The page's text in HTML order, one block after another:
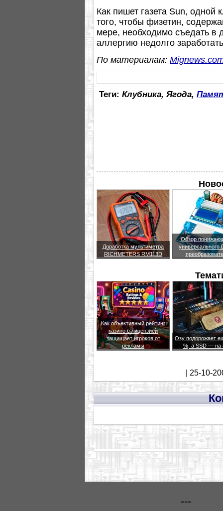
Как пишет газета Sun, одной
того, чтобы физетин,
мере, необходимо съедать в
аллергию недолго
По материалам:
Теги: Клубника, Ягода,
Доработка мультиметра
RICHMETERS RM113D
Обзор
универсального
Как объективный рейтинг
казино с лицензией
защищает игроков от
рекламы
Озу подорожает
%, а SSD — на
| 25-10-
---